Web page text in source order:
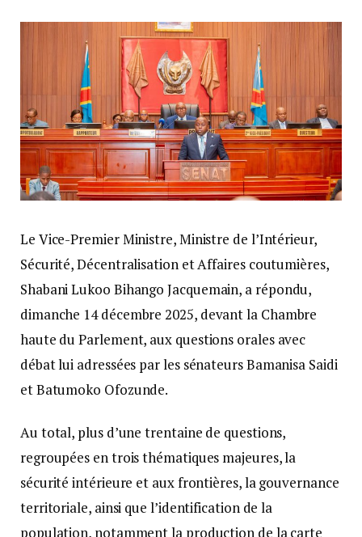
Le Vice-Premier Ministre, Ministre de l’Intérieur,
Sécurité, Décentralisation et Affaires coutumières,
Shabani Lukoo Bihango Jacquemain, a répondu,
dimanche 14 décembre 2025, devant la Chambre
haute du Parlement, aux questions orales avec
débat lui adressées par les sénateurs Bamanisa Saidi
et Batumoko Ofozunde.
Au total, plus d’une trentaine de questions,
regroupées en trois thématiques majeures, la
sécurité intérieure et aux frontières, la gouvernance
territoriale, ainsi que l’identification de la
population, notamment la production de la carte